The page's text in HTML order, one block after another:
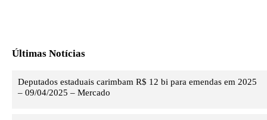
Últimas Notícias
Deputados estaduais carimbam R$ 12 bi para emendas em 2025
– 09/04/2025 – Mercado